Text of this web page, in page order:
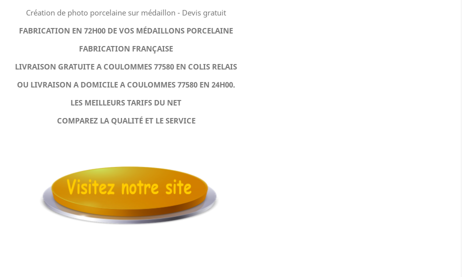
Création de photo porcelaine sur médaillon - Devis gratuit
FABRICATION EN 72H00 DE VOS MÉDAILLONS PORCELAINE
FABRICATION FRANÇAISE
LIVRAISON GRATUITE A COULOMMES 77580 EN COLIS RELAIS
OU LIVRAISON A DOMICILE A COULOMMES 77580 EN 24H00.
LES MEILLEURS TARIFS DU NET
COMPAREZ LA QUALITÉ ET LE SERVICE